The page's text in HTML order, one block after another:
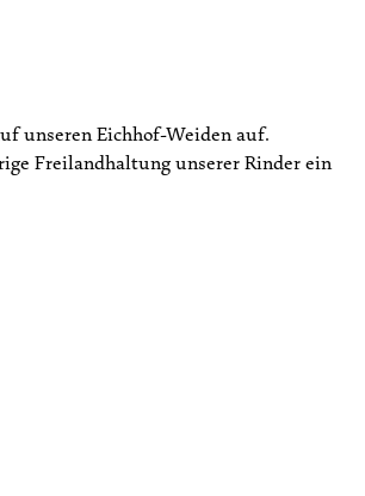
unseren Eichhof-Weiden auf.
Freilandhaltung unserer Rinder ein